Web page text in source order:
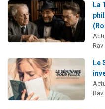
La
Rav
Le
Rav